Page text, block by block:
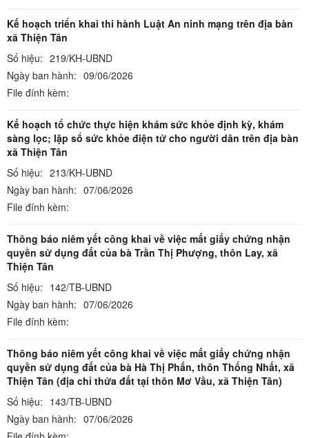
Kế hoạch triển khai thi hành Luật An ninh mạng trên địa bàn
xã Thiện Tân
Số hiệu: 219/KH-UBND
Ngày ban hành: 09/06/2026
File đính kèm:
Kế hoạch tổ chức thực hiện khám sức khỏe định kỳ, khám
sàng lọc; lập sổ sức khỏe điện tử cho người dân trên địa bàn
xã Thiện Tân
Số hiệu: 213/KH-UBND
Ngày ban hành: 07/06/2026
File đính kèm:
Thông báo niêm yết công khai về việc mất giấy chứng nhận
quyền sử dụng đất của bà Trần Thị Phượng, thôn Lay, xã
Thiện Tân
Số hiệu: 142/TB-UBND
Ngày ban hành: 07/06/2026
File đính kèm:
Thông báo niêm yết công khai về việc mất giấy chứng nhận
quyền sử dụng đất của bà Hà Thị Phấn, thôn Thống Nhất, xã
Thiện Tân (địa chỉ thửa đất tại thôn Mơ Vầu, xã Thiện Tân)
Số hiệu: 143/TB-UBND
Ngày ban hành: 07/06/2026